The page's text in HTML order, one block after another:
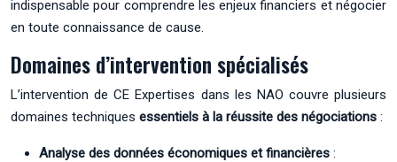
indispensable pour comprendre les enjeux financiers et négocier
en toute connaissance de cause.
Domaines d’intervention spécialisés
L’intervention de CE Expertises dans les NAO couvre plusieurs
domaines techniques essentiels à la réussite des négociations :
Analyse des données économiques et financières :